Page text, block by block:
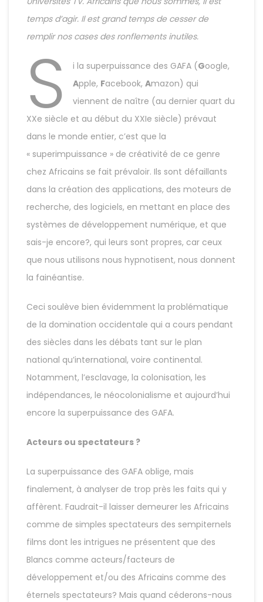
temps d’agir. Il est grand temps de cesser de
remplir nos cases des ronflements inutiles.
S i la superpuissance des GAFA (Google,
Apple, Facebook, Amazon) qui
viennent de naître (au dernier quart du
XXe siècle et au début du XXIe siècle) prévaut
dans le monde entier, c’est que la
« superimpuissance » de créativité de ce genre
chez Africains se fait prévaloir. Ils sont défaillants
dans la création des applications, des moteurs de
recherche, des logiciels, en mettant en place des
systèmes de développement numérique, et que
sais-je encore?, qui leurs sont propres, car ceux
que nous utilisons nous hypnotisent, nous donnent
la fainéantise.
Ceci soulève bien évidemment la problématique
de la domination occidentale qui a cours pendant
des siècles dans les débats tant sur le plan
national qu’international, voire continental.
Notamment, l’esclavage, la colonisation, les
indépendances, le néocolonialisme et aujourd’hui
encore la superpuissance des GAFA.
Acteurs ou spectateurs ?
La superpuissance des GAFA oblige, mais
finalement, à analyser de trop près les faits qui y
affèrent. Faudrait-il laisser demeurer les Africains
comme de simples spectateurs des sempiternels
films dont les intrigues ne présentent que des
Blancs comme acteurs/facteurs de
développement et/ou des Africains comme des
éternels spectateurs? Mais quand céderons-nous